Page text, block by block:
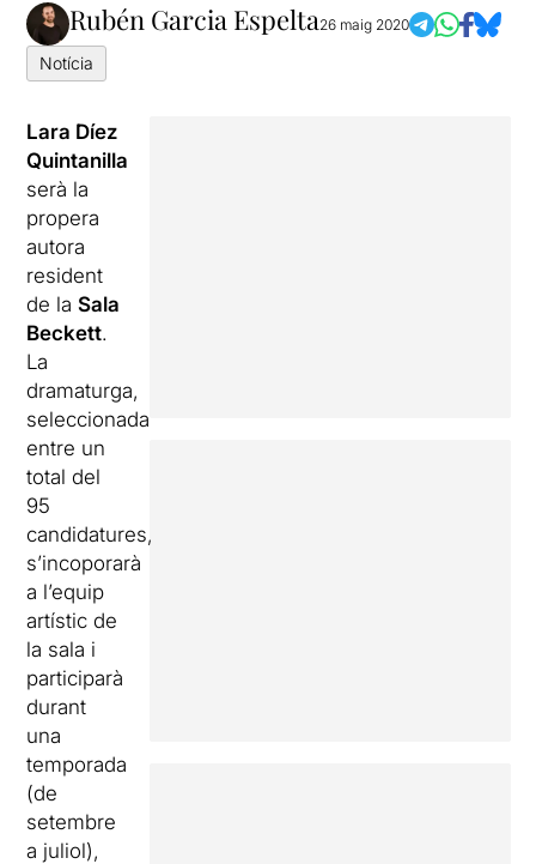
Rubén Garcia Espelta26 maig 2020
Notícia
Lara Díez
Quintanilla
serà la
propera
autora
resident
de laSala
Beckett.
La
dramaturga,
seleccionada
entre un
total del
95
candidatures,
s’incoporarà
a l’equip
artístic de
la sala i
participarà
durant
una
temporada
(de
setembre
a juliol),